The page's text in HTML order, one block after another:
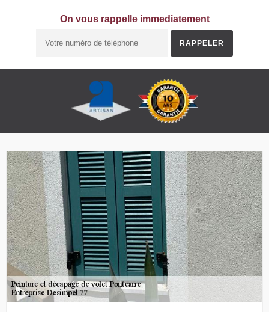
On vous rappelle immediatement